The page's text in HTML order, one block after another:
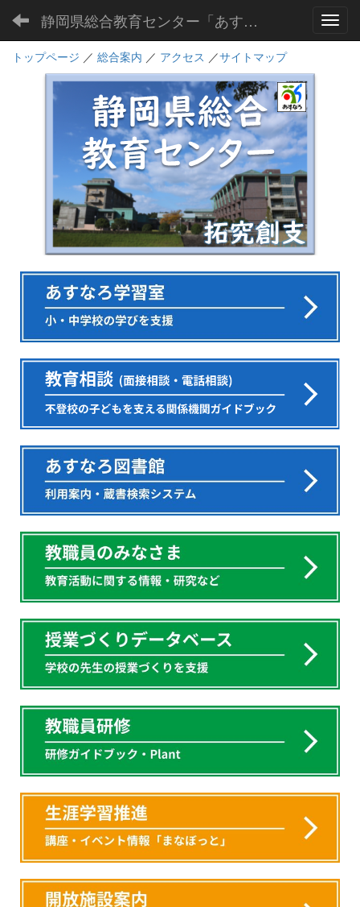
静岡県総合教育センター「あすなろ」
トップページ ／ 総合案内 ／ アクセス ／サイトマップ